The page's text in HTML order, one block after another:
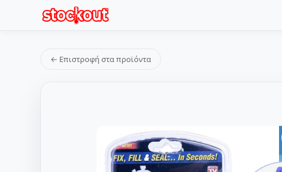
← Επιστροφή στα προϊόντα